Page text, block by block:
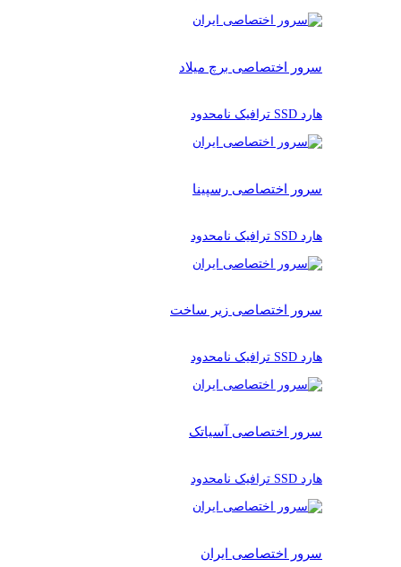
سرور اختصاصی برچ میلاد
هارد SSD ترافیک نامحدود
سرور اختصاصی رسپینا
هارد SSD ترافیک نامحدود
سرور اختصاصی زیر ساخت
هارد SSD ترافیک نامحدود
سرور اختصاصی آسیاتک
هارد SSD ترافیک نامحدود
سرور اختصاصی ایران